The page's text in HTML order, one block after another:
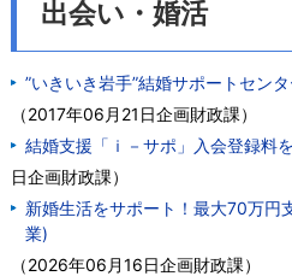
出会い・婚活
”いきいき岩手”結婚サポートセン
（2017年06月21日企画財政課）
結婚支援「ｉ－サポ」入会登録料
日企画財政課）
新婚生活をサポート！最大70万円
業)
（2026年06月16日企画財政課）